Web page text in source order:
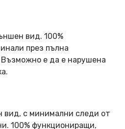
вид. 100%
през пълна
Възможно е да е нарушена
вид, с минимални следи от
100% функциониращи,